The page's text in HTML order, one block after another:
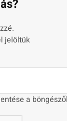
jelöltük
a